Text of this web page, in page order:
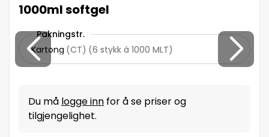
1000ml softgel
Pakningstr.
Kartong (CT) (6 stykk á 1000 MLT)
Du må logge inn for å se priser og
tilgjengelighet.